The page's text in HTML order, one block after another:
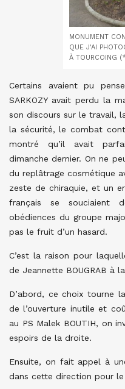
MONUMENT
QUE J'AI
À TOURCOING
Certains avaient pu
SARKOZY avait perdu la
son discours sur le travail,
la sécurité, le combat
montré qu’il avait
dimanche dernier. On ne
du replâtrage cosmétique
zeste de chiraquie, et un
français se souciaient
obédiences du groupe
pas le fruit d’un hasard.
C’est la raison pour
de Jeannette BOUGRAB à
D’abord, ce choix tourne
de l’ouverture inutile et
au PS Malek BOUTIH, on
espoirs de la droite.
Ensuite, on fait appel à
dans cette direction pour